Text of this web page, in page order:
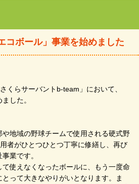
コボール」事業を始めました
くらサーバントb-team」において、
した。
地域の野球チームで使用される硬式野
者がひとつひとつ丁寧に修繕し、再び
業です。
使えなくなったボールに、もう一度命
って大きなやりがいとなります。ま